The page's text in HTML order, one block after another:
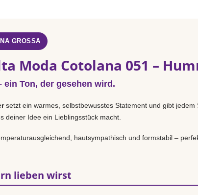
GROSSA
Moda Cotolana 051 –
Ton, der gesehen wird.
setzt ein warmes, selbstbewusstes Statement und gibt jedem
deiner Idee ein Lieblingsstück macht.
hautsympathisch und formstabil –
lieben wirst